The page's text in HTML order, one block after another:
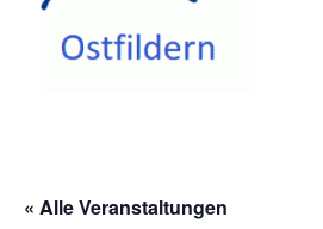
« Alle Veranstaltungen